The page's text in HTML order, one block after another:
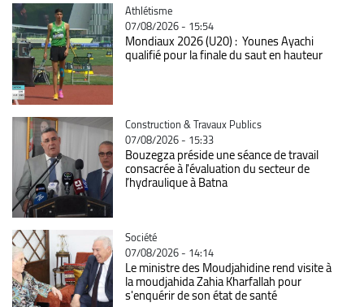
Catégorie
Athlétisme
07/08/2026 - 15:54
Mondiaux 2026 (U20) : Younes Ayachi
qualifié pour la finale du saut en hauteur
Catégorie
Construction & Travaux Publics
07/08/2026 - 15:33
Bouzegza préside une séance de travail
consacrée à l'évaluation du secteur de
l’hydraulique à Batna
Catégorie
Société
07/08/2026 - 14:14
Le ministre des Moudjahidine rend visite à
la moudjahida Zahia Kharfallah pour
s'enquérir de son état de santé